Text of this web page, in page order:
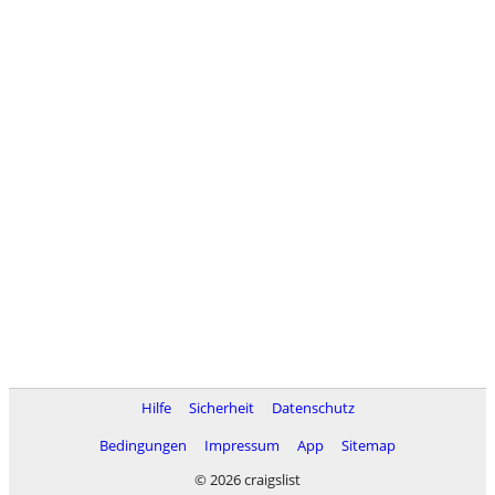
Hilfe Sicherheit
Datenschutz
Bedingungen
Impressum App
Sitemap
© 2026 craigslist